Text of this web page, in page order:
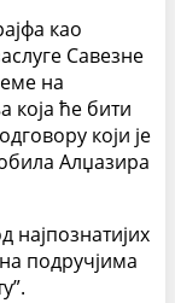
као
Савезне
на
која ће бити
који је
Алџазира
најпознатијих
подручјима